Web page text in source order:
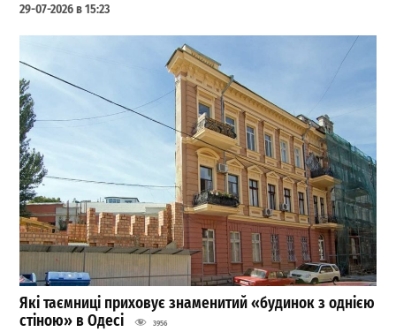
29-07-2026 в 15:23
Які таємниці приховує знаменитий «будинок з однією
стіною» в Одесі
3956